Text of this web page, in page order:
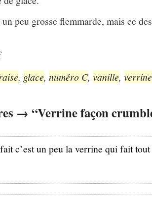
peu grosse flemmarde, mais ce
, glace, numéro C, vanille, verrine
→ “Verrine façon
c’est un peu la verrine qui fait